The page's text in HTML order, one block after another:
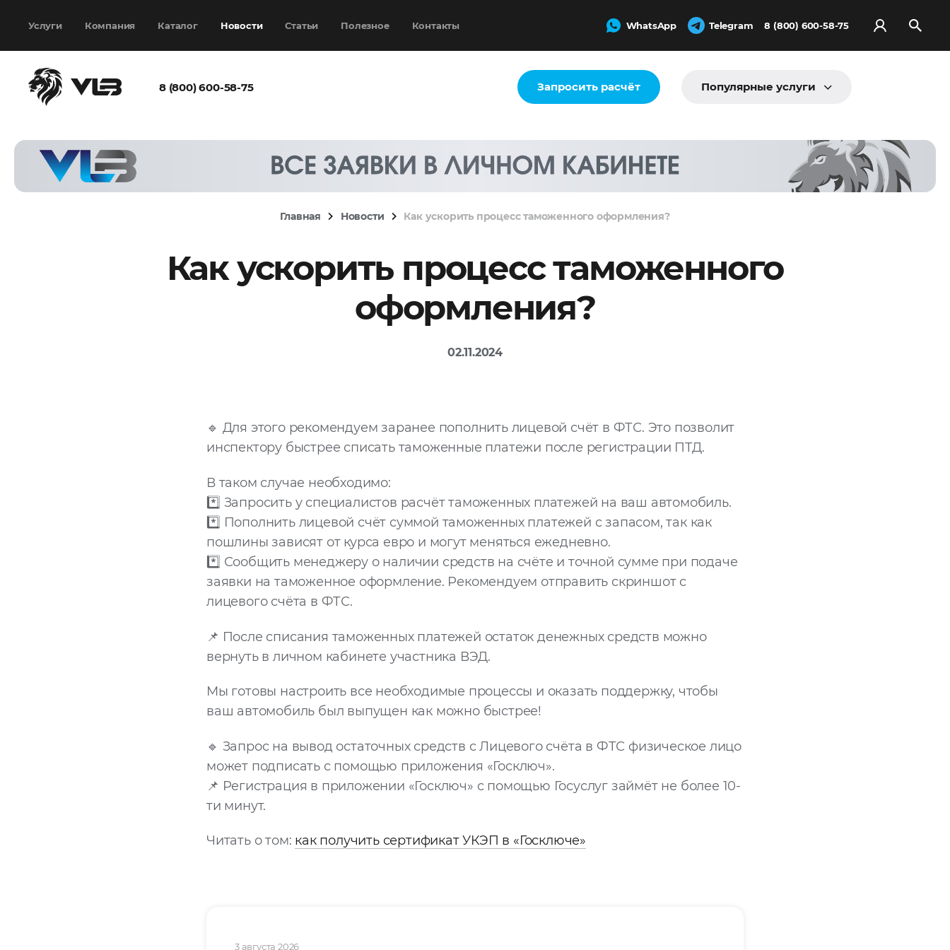
Услуги Компания Каталог Новости Статьи Полезное Контакты WhatsApp Telegram 8 (800) 600-58-75
8 (800) 600-58-75 Запросить расчёт Популярные услуги
Главная Новости Как ускорить процесс таможенного оформления?
Как ускорить процесс таможенного
оформления?
02.11.2024
🔹 Для этого рекомендуем заранее пополнить лицевой счёт в ФТС. Это позволит
инспектору быстрее списать таможенные платежи после регистрации ПТД.
В таком случае необходимо:
*️⃣ Запросить у специалистов расчёт таможенных платежей на ваш автомобиль.
*️⃣ Пополнить лицевой счёт суммой таможенных платежей с запасом, так как
пошлины зависят от курса евро и могут меняться ежедневно.
*️⃣ Сообщить менеджеру о наличии средств на счёте и точной сумме при подаче
заявки на таможенное оформление. Рекомендуем отправить скриншот с
лицевого счёта в ФТС.
📌 После списания таможенных платежей остаток денежных средств можно
вернуть в личном кабинете участника ВЭД.
Мы готовы настроить все необходимые процессы и оказать поддержку, чтобы
ваш автомобиль был выпущен как можно быстрее!
🔹 Запрос на вывод остаточных средств с Лицевого счёта в ФТС физическое лицо
может подписать с помощью приложения «Госключ».
📌 Регистрация в приложении «Госключ» с помощью Госуслуг займёт не более 10-
ти минут.
Читать о том: как получить сертификат УКЭП в «Госключе»
3 августа 2026
выбран
Согласен с
политикой
конфиденциальности
и наобработку моих